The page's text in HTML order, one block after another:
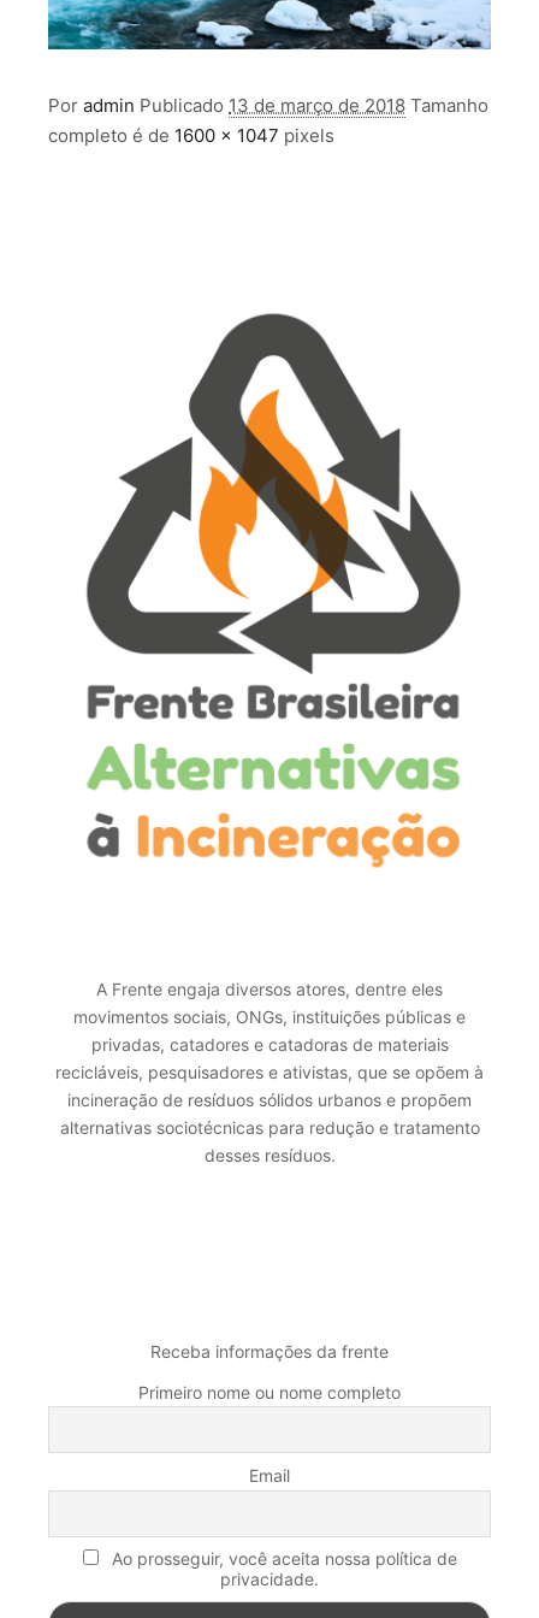
Por admin Publicado 13 de março de 2018 Tamanho
completo é de 1600 × 1047 pixels
A Frente engaja diversos atores, dentre eles
movimentos sociais, ONGs, instituições públicas e
privadas, catadores e catadoras de materiais
recicláveis, pesquisadores e ativistas, que se opõem à
incineração de resíduos sólidos urbanos e propõem
alternativas sociotécnicas para redução e tratamento
desses resíduos.
Receba informações da frente
Primeiro nome ou nome completo
Email
Ao prosseguir, você aceita nossa política de
privacidade.